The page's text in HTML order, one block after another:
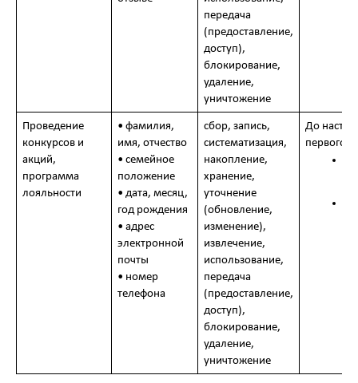
передача
(предоставление,
доступ),
блокирование,
удаление,
уничтожение
Проведение
конкурсов и
акций,
программа
лояльности
• фамилия,
имя, отчество
• семейное
положение
• дата, месяц,
год рождения
• адрес
электронной
почты
• номер
телефона
сбор, запись,
систематизация,
накопление,
хранение,
уточнение
(обновление,
изменение),
извлечение,
использование,
передача
(предоставление,
доступ),
блокирование,
удаление,
уничтожение
До
первого